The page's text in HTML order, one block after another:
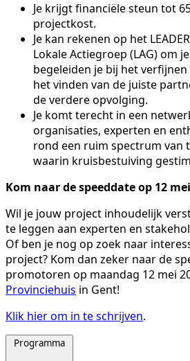
Je krijgt financiële steun tot
projectkost.
Je kan rekenen op het
Lokale Actiegroep (LAG) om
begeleiden je bij het
het vinden van de juiste
de verdere opvolging.
Je komt terecht in een
organisaties, experten en
rond een ruim spectrum van
waarin kruisbestuiving
Kom naar de speeddate op 12
Wil je jouw project inhoudelijk
te leggen aan experten en
Of ben je nog op zoek naar
project? Kom dan zeker naar de
promotoren op maandag 12 mei
Provinciehuis in Gent!
Klik hier om in te schrijven.
Programma